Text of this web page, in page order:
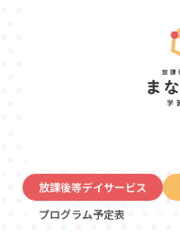
放課後等デイサービス
プログラム予定表